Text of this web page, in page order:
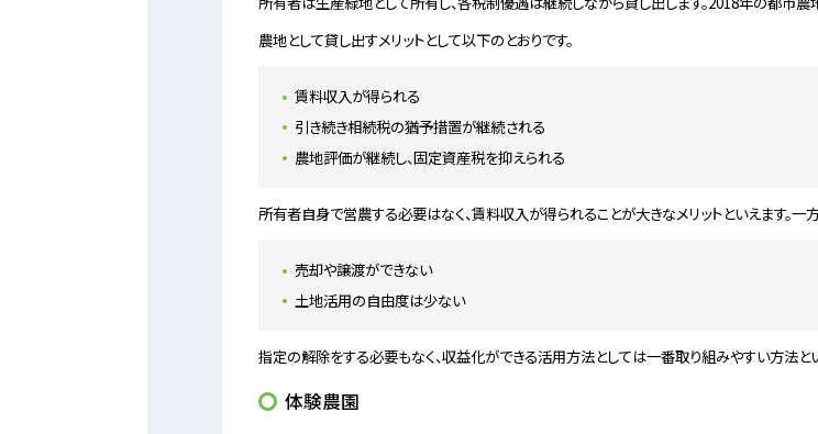
農地として貸し出すメリットとして以下のとおりです。
賃料収入が得られる
引き続き相続税の猶予措置が継続される
農地評価が継続し、固定資産税を抑えられる
所有者自身で営農する必要はなく、賃料収入が得られることが大きなメリットといえます。一
売却や譲渡ができない
土地活用の自由度は少ない
指定の解除をする必要もなく、収益化ができる活用方法としては一番取り組みやすい方法とい
体験農園